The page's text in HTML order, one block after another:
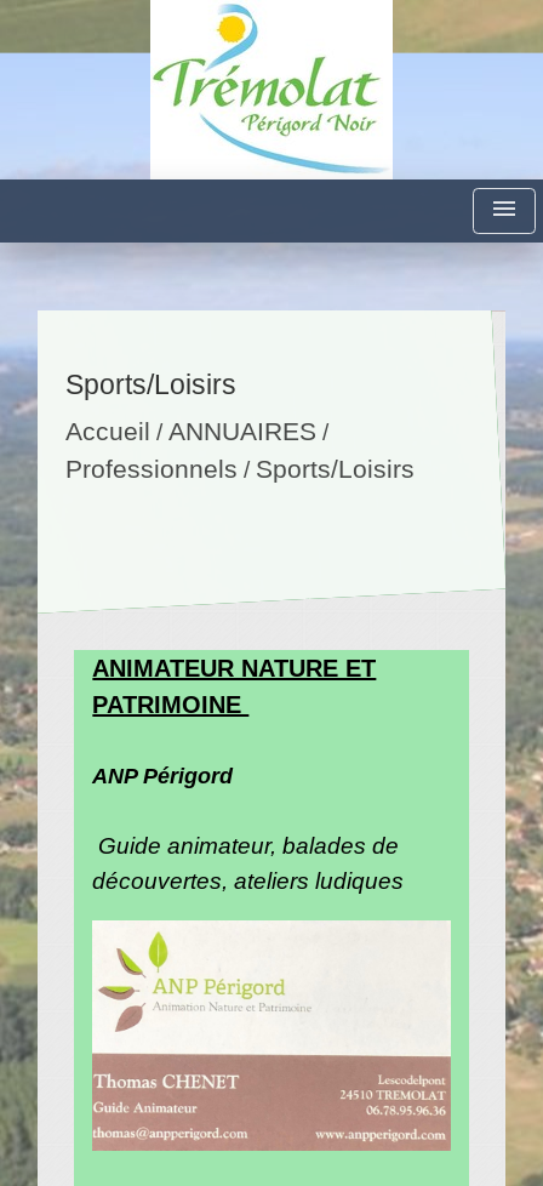
menu
Sports/Loisirs
Accueil /ANNUAIRES /
Professionnels / Sports/Loisirs
ANIMATEUR NATURE ET
PATRIMOINE
ANP Périgord
Guide animateur, balades de
découvertes, ateliers ludiques